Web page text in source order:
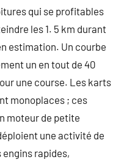
qui se profitables
les 1. 5 km durant
estimation. Un courbe
un en tout de 40
une course. Les karts
monoplaces ; ces
moteur de petite
une activité de
rapides,